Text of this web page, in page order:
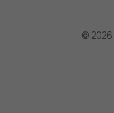
© 2026